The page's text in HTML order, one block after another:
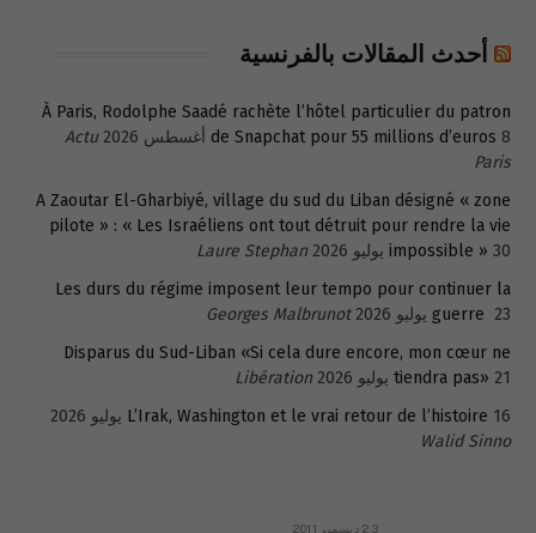
أحدث المقالات بالفرنسية
À Paris, Rodolphe Saadé rachète l’hôtel particulier du patron
de Snapchat pour 55 millions d’euros 8 أغسطس 2026
Actu
Paris
A Zaoutar El-Gharbiyé, village du sud du Liban désigné « zone
pilote » : « Les Israéliens ont tout détruit pour rendre la vie
impossible » 30 يوليو 2026
Laure Stephan
Les durs du régime imposent leur tempo pour continuer la
guerre 23 يوليو 2026
Georges Malbrunot
Disparus du Sud-Liban «Si cela dure encore, mon cœur ne
tiendra pas» 21 يوليو 2026
Libération
L’Irak, Washington et le vrai retour de l’histoire 16 يوليو 2026
Walid Sinno
23 ديسمبر 2011